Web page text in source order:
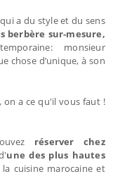
a du style et du sens
berbère sur-mesure,
monsieur
chose d’unique, à son
on a ce qu'il vous faut !
réserver chez
une des plus hautes
cuisine marocaine et